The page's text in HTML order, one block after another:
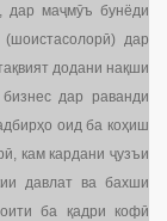
дар маҷмӯъ бунёди
дар
додани нақши
дар раванди
оид ба коҳиш
кам кардани ҷузъи
давлат ва бахши
ба қадри кофӣ